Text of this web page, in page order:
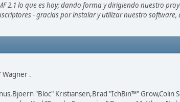
2.1 lo que es hoy; dando forma y dirigiendo nuestro
- gracias por instalar y utilizar nuestro
Wagner .
"Bloc" Kristiansen,Brad "IchBin™" Grow,Colin